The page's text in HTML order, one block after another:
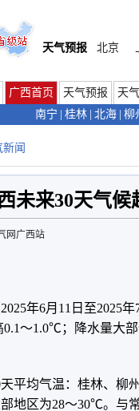
天气预报 北京
广西首页 天气预报
天
南宁
桂林 北海 柳
新闻
未来30天气候
网广西站
年6月11日至2025
～1.0℃；降水量大
平均气温：桂林、柳
地区为28～30℃。与